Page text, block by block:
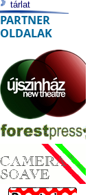
tárlat
PARTNER
OLDALAK